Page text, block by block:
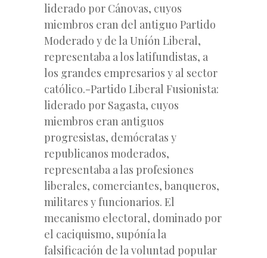
liderado por Cánovas, cuyos
miembros eran del antiguo Partido
Moderado y de la Uníón Liberal,
representaba a los latifundistas, a
los grandes empresarios y al sector
católico.-Partido Liberal Fusionista:
liderado por Sagasta, cuyos
miembros eran antiguos
progresistas, demócratas y
republicanos moderados,
representaba a las profesiones
liberales, comerciantes, banqueros,
militares y funcionarios. El
mecanismo electoral, dominado por
el caciquismo, supónía la
falsificación de la voluntad popular